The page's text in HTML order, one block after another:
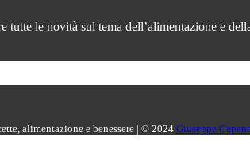
le novità sul tema dell’alimentazione e
alimentazione e benessere | © 2024 Giuseppe